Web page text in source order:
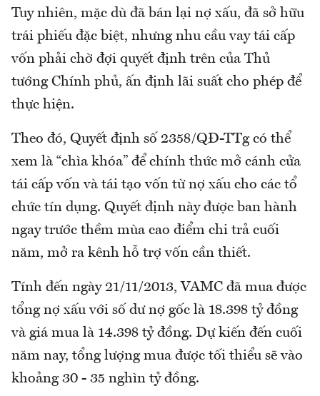
Tuy nhiên, mặc dù đã bán lại nợ xấu, đã sở hữu
trái phiếu đặc biệt, nhưng nhu cầu vay tái cấp
vốn phải chờ đợi quyết định trên của Thủ
tướng Chính phủ, ấn định lãi suất cho phép để
thực hiện.
Theo đó, Quyết định số 2358/QĐ-TTg có thể
xem là “chìa khóa” để chính thức mở cánh cửa
tái cấp vốn và tái tạo vốn từ nợ xấu cho các tổ
chức tín dụng. Quyết định này được ban hành
ngay trước thềm mùa cao điểm chi trả cuối
năm, mở ra kênh hỗ trợ vốn cần thiết.
Tính đến ngày 21/11/2013, VAMC đã mua được
tổng nợ xấu với số dư nợ gốc là 18.398 tỷ đồng
và giá mua là 14.398 tỷ đồng. Dự kiến đến cuối
năm nay, tổng lượng mua được tối thiểu sẽ vào
khoảng 30 - 35 nghìn tỷ đồng.